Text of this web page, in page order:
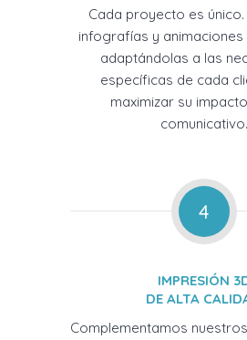
Cada proyecto es
infografías y animaciones
adaptándolas a las
específicas de cada
maximizar su
comunicativo.
4
IMPRESIÓN
DE ALTA
Complementamos